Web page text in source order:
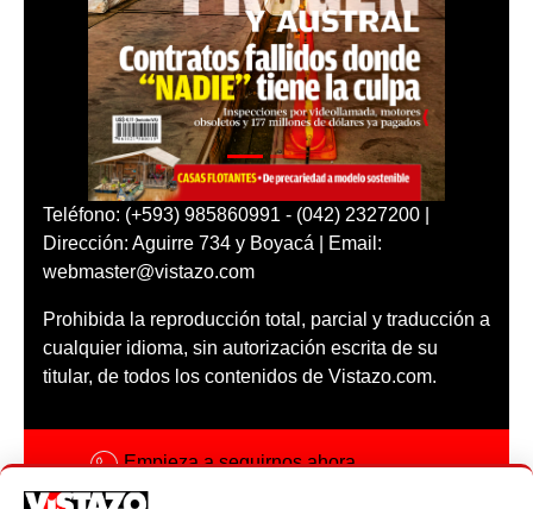
Teléfono: (+593) 985860991 - (042) 2327200 |
Dirección: Aguirre 734 y Boyacá | Email:
webmaster@vistazo.com
Prohibida la reproducción total, parcial y traducción a
cualquier idioma, sin autorización escrita de su
titular, de todos los contenidos de Vistazo.com.
Empieza a seguirnos ahora